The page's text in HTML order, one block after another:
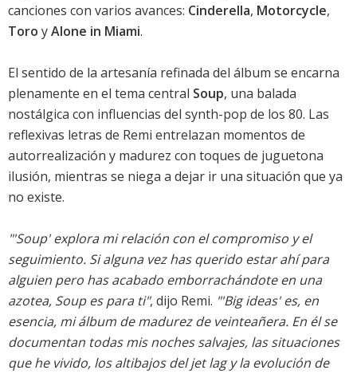
canciones con varios avances: Cinderella, Motorcycle,
Toro yAlone in Miami.
El sentido de la artesanía refinada del álbum se encarna
plenamente en el tema central Soup, una balada
nostálgica con influencias del synth-pop de los 80. Las
reflexivas letras de Remi entrelazan momentos de
autorrealización y madurez con toques de juguetona
ilusión, mientras se niega a dejar ir una situación que ya
no existe.
"'Soup' explora mi relación con el compromiso y el
seguimiento. Si alguna vez has querido estar ahí para
alguien pero has acabado emborrachándote en una
azotea, Soup es para ti", dijo Remi. "'Big ideas' es, en
esencia, mi álbum de madurez de veinteañera. En él se
documentan todas mis noches salvajes, las situaciones
que he vivido, los altibajos del jet lag y la evolución de